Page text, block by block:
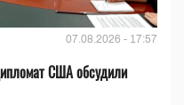
07.08.2026 - 17:57
США обсудили